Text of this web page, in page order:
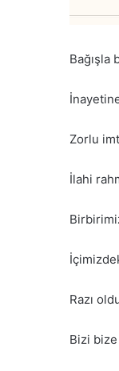
Bağışla
Zorlu
İlahi
Razı
Bizi